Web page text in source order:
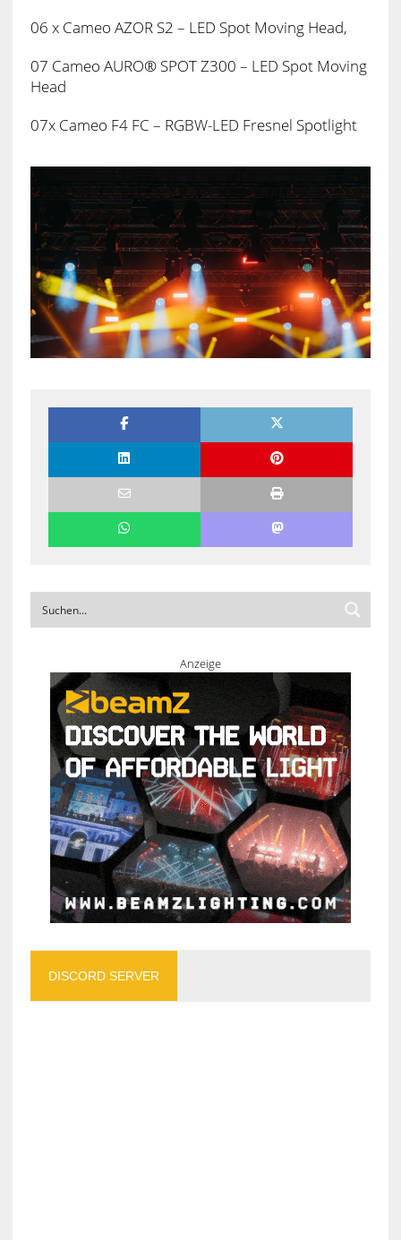
06 x Cameo AZOR S2 – LED Spot Moving Head,
07 Cameo AURO® SPOT Z300 – LED Spot Moving
Head
07x Cameo F4 FC – RGBW-LED Fresnel Spotlight
Anzeige
DISCORD SERVER